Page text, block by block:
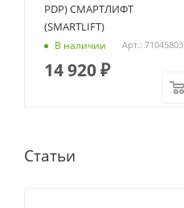
PDP) СМАРТЛИФТ
(SMARTLIFT)
В наличии Арт.: 71045803
14 920₽
Статьи